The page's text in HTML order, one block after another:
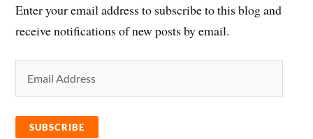
Enter your email address to subscribe to this blog and
receive notifications of new posts by email.
SUBSCRIBE